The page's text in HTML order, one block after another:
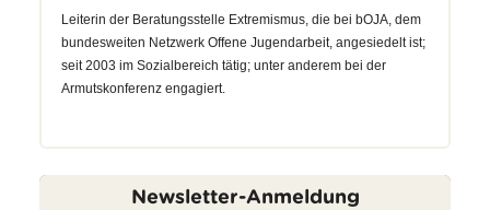
Leiterin der Beratungsstelle Extremismus, die bei bOJA, dem
bundesweiten Netzwerk Offene Jugendarbeit, angesiedelt ist;
seit 2003 im Sozialbereich tätig; unter anderem bei der
Armutskonferenz engagiert.
Newsletter-Anmeldung